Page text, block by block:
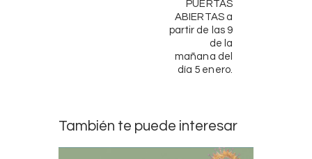
PUERTAS
ABIERTAS a
partir de las 9
de la
mañana del
día 5 enero.
También te puede interesar